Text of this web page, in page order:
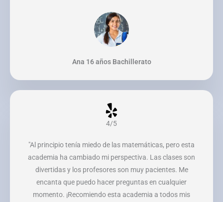
Ana 16 años Bachillerato
4/5
"Al principio tenía miedo de las matemáticas, pero esta
academia ha cambiado mi perspectiva. Las clases son
divertidas y los profesores son muy pacientes. Me
encanta que puedo hacer preguntas en cualquier
momento. ¡Recomiendo esta academia a todos mis